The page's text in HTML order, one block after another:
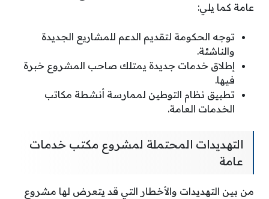
عامة كما يلي:
توجه الحكومة لتقديم الدعم للمشاريع الجديدة
والناشئة.
إطلاق خدمات جديدة يمتلك صاحب المشروع خبرة
فيها.
تطبيق نظام التوطين لممارسة أنشطة مكاتب
الخدمات العامة.
التهديدات المحتملة لمشروع مكتب خدمات
عامة
من بين التهديدات والأخطار التي قد يتعرض لها مشروع